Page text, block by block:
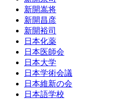
新開嵩将
新開昌彦
新開裕司
日本化薬
日本医師会
日本大学
日本学術会議
日本維新の会
日本語学校